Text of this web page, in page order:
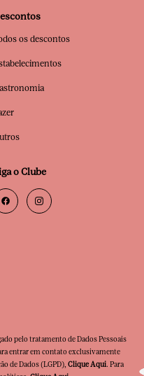
os descontos
o Clube
pelo tratamento de Dados Pessoais
entrar em contato exclusivamente
de Dados (LGPD), Clique Aqui. Para